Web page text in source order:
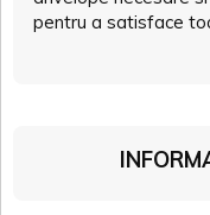
pentru a satisface